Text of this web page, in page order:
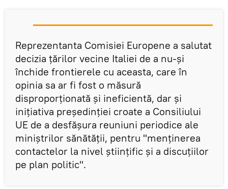
Reprezentanta Comisiei Europene a salutat
decizia ţărilor vecine Italiei de a nu-şi
închide frontierele cu aceasta, care în
opinia sa ar fi fost o măsură
disproporţionată şi ineficientă, dar şi
iniţiativa preşedinţiei croate a Consiliului
UE de a desfăşura reuniuni periodice ale
miniştrilor sănătăţii, pentru ''menţinerea
contactelor la nivel ştiinţific şi a discuţiilor
pe plan politic''.